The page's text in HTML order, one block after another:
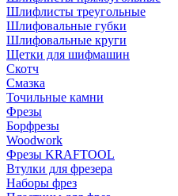
Шлифлисты треугольные
Шлифовальные губки
Шлифовальные круги
Щетки для шифмашин
Скотч
Смазка
Точильные камни
Фрезы
Борфрезы
Woodwork
Фрезы KRAFTOOL
Втулки для фрезера
Наборы фрез